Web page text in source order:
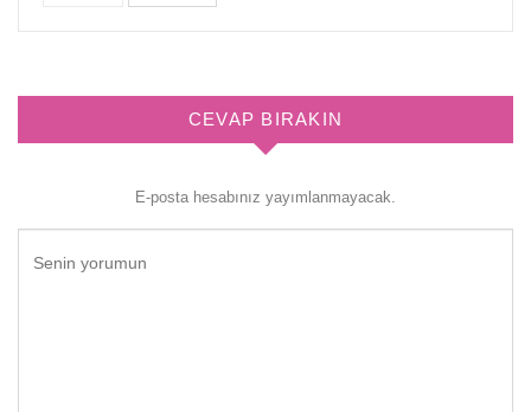
CEVAP BIRAKIN
E-posta hesabınız yayımlanmayacak.